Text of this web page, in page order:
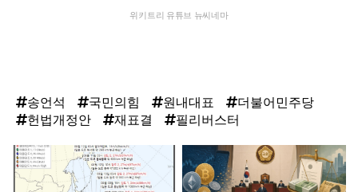
위키트리 유튜브 뉴씨네마
송언석 국민의힘 원내대표
더불어민주당
헌법개정안
재표결 필리버스터
탑
라
인